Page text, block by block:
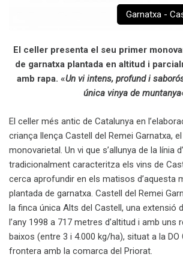
Garnatxa -
El celler presenta el seu primer
de garnatxa plantada en altitud i
amb rapa. «Un vi intens, profund i
única vinya de muntanya
El celler més antic de Catalunya en
criança llença Castell del Remei Garnatxa,
monovarietal. Un vi que s’allunya de la línia
tradicionalment caracteritza els vins de
cerca aprofundir en els matisos d’aquesta
plantada de garnatxa. Castell del Remei
la finca única Alts del Castell, una extensió
l’any 1998 a 717 metres d’altitud i amb uns
baixos (entre 3 i 4.000 kg/ha), situat a la
frontera amb la comarca del Priorat.